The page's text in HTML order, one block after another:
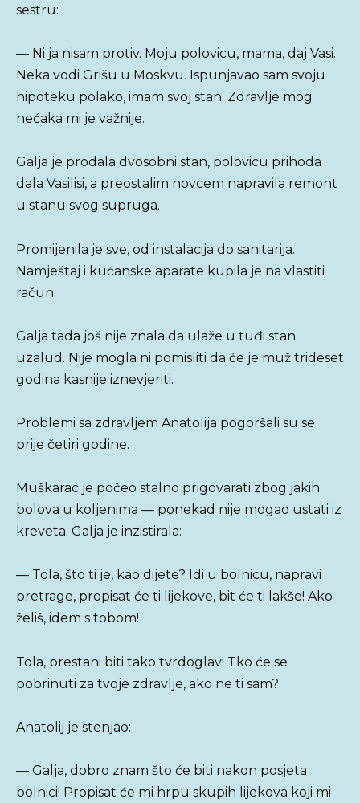
sestru:
— Ni ja nisam protiv. Moju polovicu, mama, daj Vasi.
Neka vodi Grišu u Moskvu. Ispunjavao sam svoju
hipoteku polako, imam svoj stan. Zdravlje mog
nećaka mi je važnije.
Galja je prodala dvosobni stan, polovicu prihoda
dala Vasilisi, a preostalim novcem napravila remont
u stanu svog supruga.
Promijenila je sve, od instalacija do sanitarija.
Namještaj i kućanske aparate kupila je na vlastiti
račun.
Galja tada još nije znala da ulaže u tuđi stan
uzalud. Nije mogla ni pomisliti da će je muž trideset
godina kasnije iznevjeriti.
Problemi sa zdravljem Anatolija pogoršali su se
prije četiri godine.
Muškarac je počeo stalno prigovarati zbog jakih
bolova u koljenima — ponekad nije mogao ustati iz
kreveta. Galja je inzistirala:
— Tola, što ti je, kao dijete? Idi u bolnicu, napravi
pretrage, propisat će ti lijekove, bit će ti lakše! Ako
želiš, idem s tobom!
Tola, prestani biti tako tvrdoglav! Tko će se
pobrinuti za tvoje zdravlje, ako ne ti sam?
Anatolij je stenjao:
— Galja, dobro znam što će biti nakon posjeta
bolnici! Propisat će mi hrpu skupih lijekova koji mi